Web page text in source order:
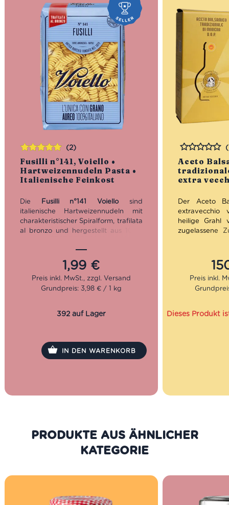
Fusilli n°141, Voiello •
Hartweizennudeln Pasta •
Italienische Feinkost
(2)
Die Fusilli n°141 Voiellosind
italienische Hartweizennudeln mit
charakteristischer Spiralform, trafilata
al bronzo und hergestellt aus 100%
stabile Oberfläche nimmt Saucen
besonders gut auf – von
Tomatensugo und Gemüse-Ragù bis
zu cremigen Rezepten mit Käse,
Fisch oder Salsiccia. Eine vielseitige
guter Bissfestigkeit auf den Teller
1,99 €
Bewertet
mit5.00 von
5
Grundpreis: 3,98 € / 1 kg
392 auf Lager
IN DEN WARENKORB
Aceto
extra
Bewertet
Der Aceto
extravecchio
heilige Grahl
zugelassene
Reduktion
Kostbarkeit
Eiche,
Dieses Produkt
PRODUKTE AUS DER GLEICHEN
KATEGORIE